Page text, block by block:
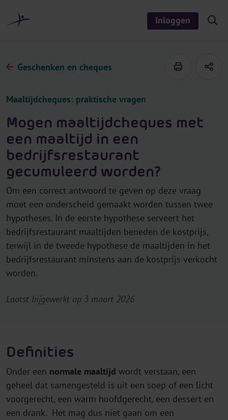
Inloggen
S
i
Geschenken en cheques
Maaltijdcheques: praktische vragen
Mogen maaltijdcheques met
een maaltijd in een
bedrijfsrestaurant
gecumuleerd worden?
Om een correct antwoord te geven op deze vraag
moet een onderscheid gemaakt worden tussen twee
hypotheses. In de eerste hypothese serveert het
bedrijfsrestaurant maaltijden beneden de kostprijs,
terwijl in de tweede hypothese de maaltijden in het
bedrijfsrestaurant minstens aan de kostprijs verkocht
worden.
Laatst bijgewerkt op 3 maart 2026
Definities
Onder een normale maaltijd wordt verstaan, een
geheel dat samengesteld is uit een soep of een licht
voorgerecht, een warm hoofdgerecht, een dessert en
een drank. Het mag dus niet gaan om een